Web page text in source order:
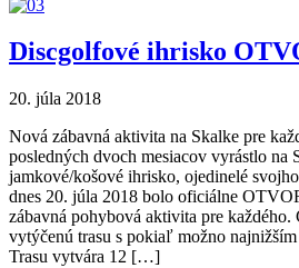
Discgolfové ihrisko
20. júla 2018
Nová zábavná aktivita na Skalke pre
posledných dvoch mesiacov vyrástlo na
jamkové/košové ihrisko, ojedinelé
dnes 20. júla 2018 bolo oficiálne
zábavná pohybová aktivita pre
vytýčenú trasu s pokiaľ možno
Trasu vytvára 12 […]